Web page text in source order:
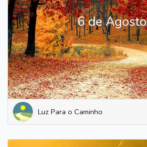
6 de Agosto
Luz Para o Caminho